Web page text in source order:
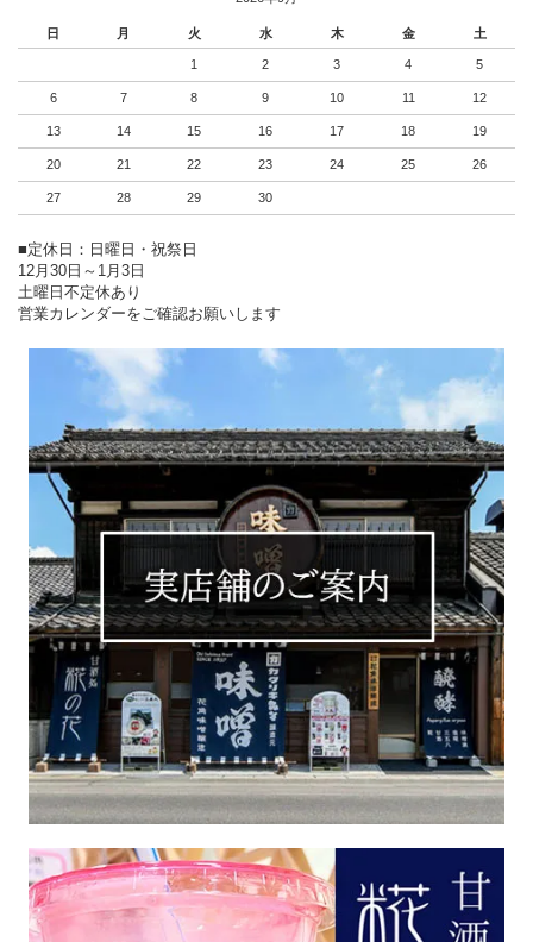
日 月 火 水 木 金 土
1 2 3 4 5
6 7 8 9 10 11 12
13 14 15 16 17 18 19
20 21 22 23 24 25 26
27 28 29 30
■定休日：日曜日・祝祭日
12月30日～1月3日
土曜日不定休あり
営業カレンダーをご確認お願いします